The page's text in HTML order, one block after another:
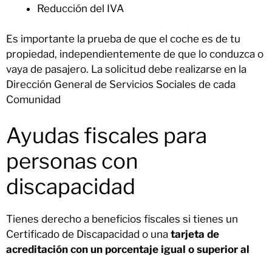
Reducción del IVA
Es importante la prueba de que el coche es de tu
propiedad, independientemente de que lo conduzca o
vaya de pasajero. La solicitud debe realizarse en la
Dirección General de Servicios Sociales de cada
Comunidad
Ayudas fiscales para
personas con
discapacidad
Tienes derecho a beneficios fiscales si tienes un
Certificado de Discapacidad o una tarjeta de
acreditación con un porcentaje igual o superior al